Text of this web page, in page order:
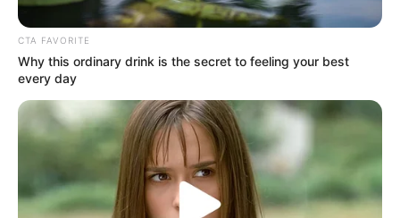
CTA FAVORITE
Why this ordinary drink is the secret to feeling your best
every day